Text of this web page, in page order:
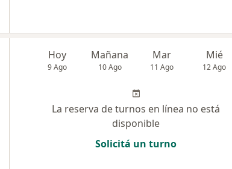
Hoy
9 Ago
Mañana
10 Ago
Mar
11 Ago
Mié
12 Ago
La reserva de turnos en línea no está
disponible
Solicitá un turno